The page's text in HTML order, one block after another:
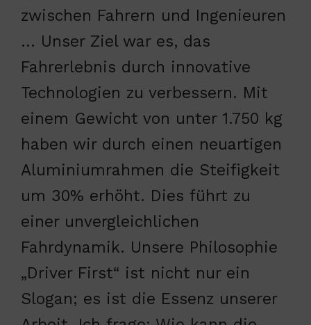
zwischen Fahrern und Ingenieuren
… Unser Ziel war es, das
Fahrerlebnis durch innovative
Technologien zu verbessern. Mit
einem Gewicht von unter 1.750 kg
haben wir durch einen neuartigen
Aluminiumrahmen die Steifigkeit
um 30% erhöht. Dies führt zu
einer unvergleichlichen
Fahrdynamik. Unsere Philosophie
„Driver First“ ist nicht nur ein
Slogan; es ist die Essenz unserer